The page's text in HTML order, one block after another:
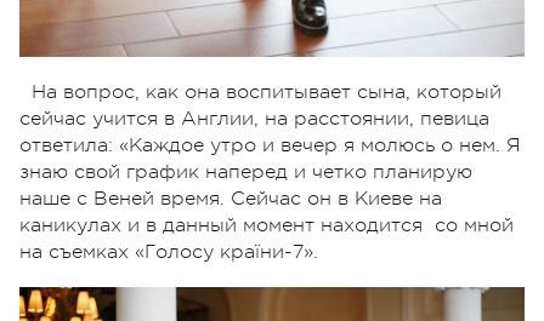
На вопрос, как она воспитывает сына, который
сейчас учится в Англии, на расстоянии, певица
ответила: «Каждое утро и вечер я молюсь о нем. Я
знаю свой график наперед и четко планирую
наше с Веней время. Сейчас он в Киеве на
каникулах и в данный момент находится со мной
на съемках «Голосу країни-7».